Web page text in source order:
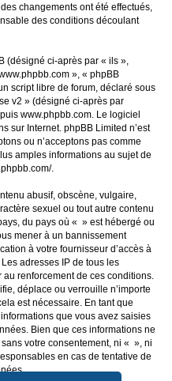
changements ont été effectués,
des conditions découlant
(désigné ci-après par « ils »,
», « phpBB
script libre de forum, déclaré sous
v2 » (désigné ci-après par
www.phpbb.com. Le logiciel
sur Internet. phpBB Limited n’est
ou n’acceptons pas comme
amples informations au sujet de
.
abusif, obscène, vulgaire,
sexuel ou tout autre contenu
du pays où « » est hébergé ou
mener à un bannissement
à votre fournisseur d’accès à
adresses IP de tous les
renforcement de ces conditions.
déplace ou verrouille n’importe
est nécessaire. En tant que
que vous avez saisies
Bien que ces informations ne
votre consentement, ni « », ni
en cas de tentative de